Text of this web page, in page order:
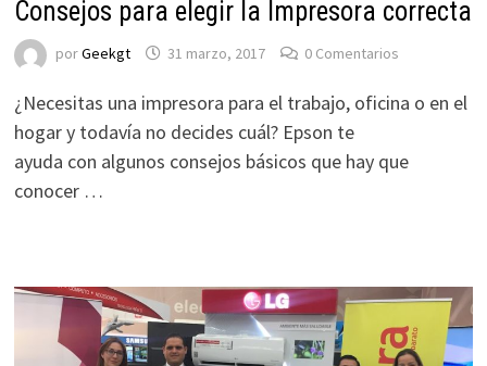
Consejos para elegir la Impresora correcta
porGeekgt 31 marzo, 2017 0 Comentarios
¿Necesitas una impresora para el trabajo, oficina o en el
hogar y todavía no decides cuál? Epson te
ayuda con algunos consejos básicos que hay que
conocer …